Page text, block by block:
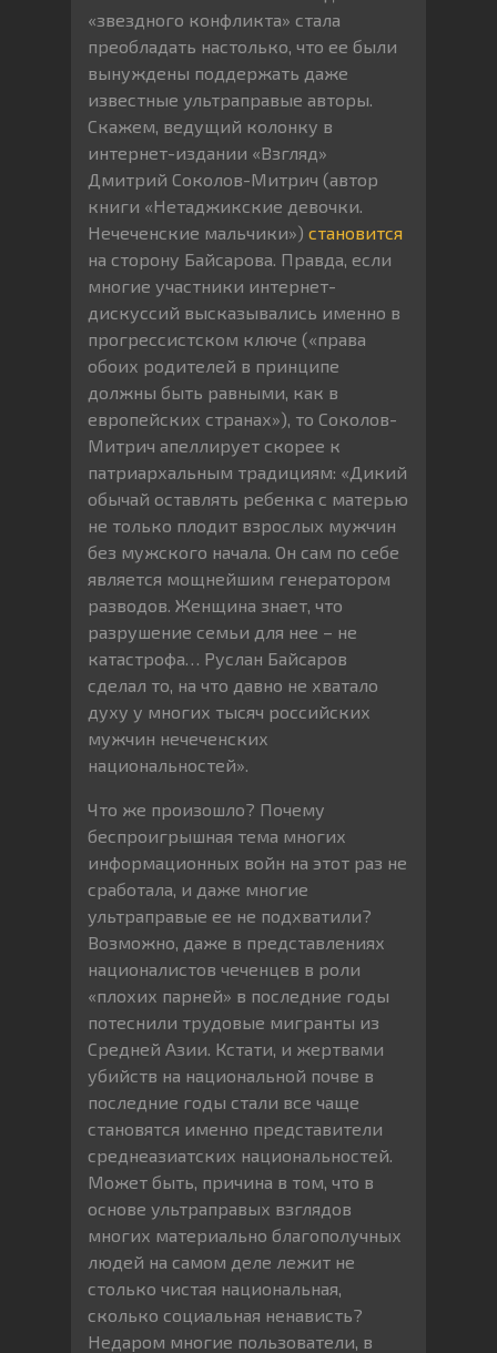
«звездного конфликта» стала
преобладать настолько, что ее были
вынуждены поддержать даже
известные ультраправые авторы.
Скажем, ведущий колонку в
интернет-издании «Взгляд»
Дмитрий Соколов-Митрич (автор
книги «Нетаджикские девочки.
Нечеченские мальчики») становится
на сторону Байсарова. Правда, если
многие участники интернет-
дискуссий высказывались именно в
прогрессистском ключе («права
обоих родителей в принципе
должны быть равными, как в
европейских странах»), то Соколов-
Митрич апеллирует скорее к
патриархальным традициям: «Дикий
обычай оставлять ребенка с матерью
не только плодит взрослых мужчин
без мужского начала. Он сам по себе
является мощнейшим генератором
разводов. Женщина знает, что
разрушение семьи для нее – не
катастрофа… Руслан Байсаров
сделал то, на что давно не хватало
духу у многих тысяч российских
мужчин нечеченских
национальностей».
Что же произошло? Почему
беспроигрышная тема многих
информационных войн на этот раз не
сработала, и даже многие
ультраправые ее не подхватили?
Возможно, даже в представлениях
националистов чеченцев в роли
«плохих парней» в последние годы
потеснили трудовые мигранты из
Средней Азии. Кстати, и жертвами
убийств на национальной почве в
последние годы стали все чаще
становятся именно представители
среднеазиатских национальностей.
Может быть, причина в том, что в
основе ультраправых взглядов
многих материально благополучных
людей на самом деле лежит не
столько чистая национальная,
сколько социальная ненависть?
Недаром многие пользователи, в